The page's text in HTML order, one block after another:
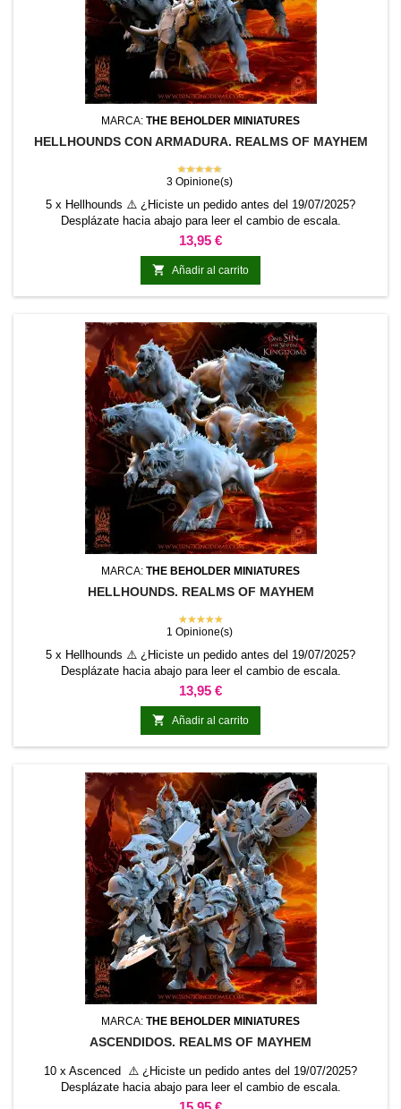
MARCA: THE BEHOLDER MINIATURES
HELLHOUNDS CON ARMADURA. REALMS OF MAYHEM
★★★★★
3 Opinione(s)
5 x Hellhounds ⚠️ ¿Hiciste un pedido antes del 19/07/2025?
Desplázate hacia abajo para leer el cambio de escala.
Precio
13,95 €
 Añadir al carrito
MARCA: THE BEHOLDER MINIATURES
HELLHOUNDS. REALMS OF MAYHEM
★★★★★
1 Opinione(s)
5 x Hellhounds ⚠️ ¿Hiciste un pedido antes del 19/07/2025?
Desplázate hacia abajo para leer el cambio de escala.
Precio
13,95 €
 Añadir al carrito
MARCA: THE BEHOLDER MINIATURES
ASCENDIDOS. REALMS OF MAYHEM
10 x Ascenced ⚠️ ¿Hiciste un pedido antes del 19/07/2025?
Desplázate hacia abajo para leer el cambio de escala.
Precio